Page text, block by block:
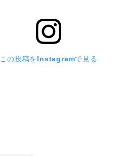
この投稿をInstagramで見る